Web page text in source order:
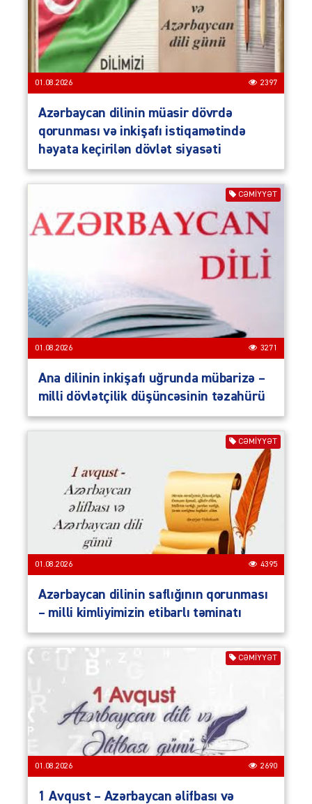
01.08.2026 2397
Azərbaycan dilinin müasir dövrdə
qorunması və inkişafı istiqamətində
həyata keçirilən dövlət siyasəti
CƏMIYYƏT
01.08.2026 3271
Ana dilinin inkişafı uğrunda mübarizə –
milli dövlətçilik düşüncəsinin təzahürü
CƏMIYYƏT
01.08.2026 4395
Azərbaycan dilinin saflığının qorunması
– milli kimliyimizin etibarlı təminatı
CƏMIYYƏT
01.08.2026 2690
1 Avqust – Azərbaycan əlifbası və